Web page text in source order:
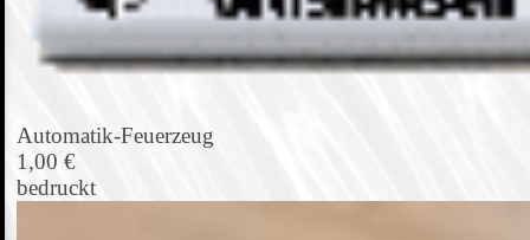
Automatik-Feuerzeug
1,00 €
bedruckt